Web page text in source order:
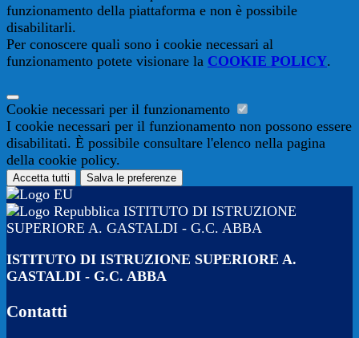
funzionamento della piattaforma e non è possibile
disabilitarli.
Per conoscere quali sono i cookie necessari al
funzionamento potete visionare la COOKIE POLICY.
Cookie necessari per il funzionamento
I cookie necessari per il funzionamento non possono essere
disabilitati. È possibile consultare l'elenco nella pagina
della cookie policy.
Accetta tutti Salva le preferenze
ISTITUTO DI ISTRUZIONE
SUPERIORE A. GASTALDI - G.C. ABBA
ISTITUTO DI ISTRUZIONE SUPERIORE A.
GASTALDI - G.C. ABBA
Contatti